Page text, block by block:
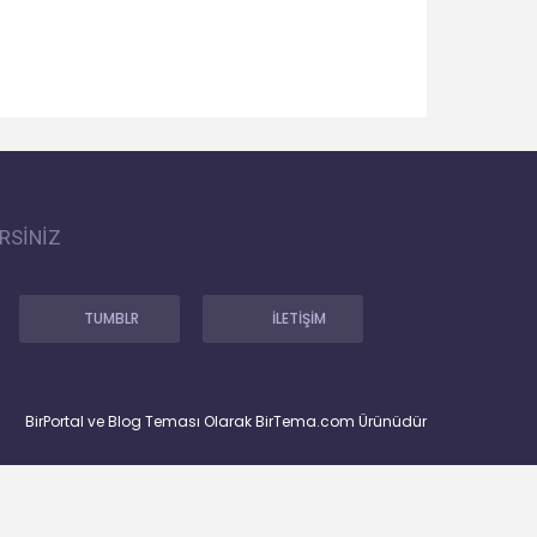
TUMBLR İLETİŞİM
BirPortal ve Blog Teması Olarak BirTema.com Ürünüdür